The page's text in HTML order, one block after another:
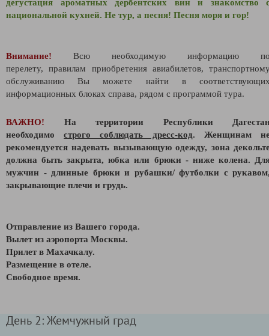
дегустация ароматных дербентских вин и знакомство
национальной кухней. Не тур, а песня! Песня моря и гор!
Внимание!
Всю необходимую информацию
перелету,правилам приобретения авиабилетов,
обслуживанию Вы можете найти в
информационных блоках справа, рядом с программой тура.
ВАЖНО!
На территории Республики
необходимострого соблюдать дресс-код. Женщинам
рекомендуется надевать вызывающую одежду, зона
должна быть закрыта, юбка или брюки - ниже колена.
мужчин - длинные брюки и рубашки/ футболки с
закрывающие плечи и грудь.
Отправление из Вашего города.
Вылет из аэропорта Москвы.
Прилет в Махачкалу.
Размещение в отеле.
Свободное время.
День 2: Жемчужный град